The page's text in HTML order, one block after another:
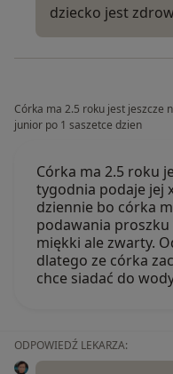
dziecko jest
Córka ma 2.5 roku jest jeszcze
junior po 1 saszetce dzien
Córka ma 2.5 roku
tygodnia podaje jej
dziennie bo córka
podawania
miękki ale zwarty.
dlatego ze córka
chce siadać do
ODPOWIEDŹ LEKARZA: